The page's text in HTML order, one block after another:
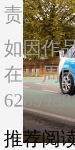
责。
如因作
在一周
推荐阅